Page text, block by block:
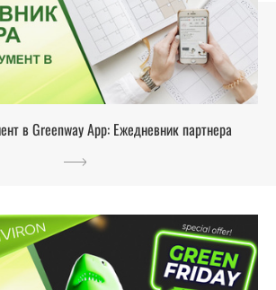
в Greenway App: Ежедневник партнера